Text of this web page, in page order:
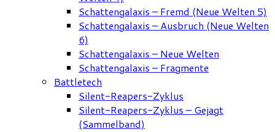
Schattengalaxis – Fremd (Neue Welten 5)
Schattengalaxis – Ausbruch (Neue Welten
6)
Schattengalaxis – Neue Welten
Schattengalaxis – Fragmente
Battletech
Silent-Reapers-Zyklus
Silent-Reapers-Zyklus – Gejagt
(Sammelband)